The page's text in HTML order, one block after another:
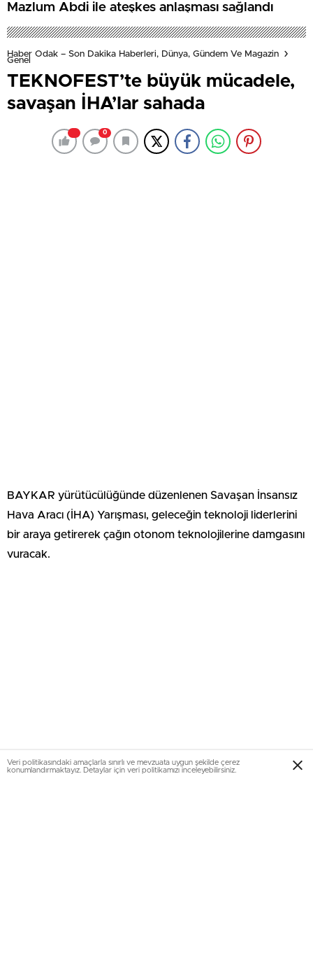
Mazlum Abdi ile ateşkes anlaşması sağlandı
Haber Odak – Son Dakika Haberleri, Dünya, Gündem Ve Magazin
Genel
TEKNOFEST’te büyük mücadele,
savaşan İHA’lar sahada
0
BAYKAR yürütücülüğünde düzenlenen Savaşan İnsansız
Hava Aracı (İHA) Yarışması, geleceğin teknoloji liderlerini
bir araya getirerek çağın otonom teknolojilerine damgasını
vuracak.
Veri politikasındaki amaçlarla sınırlı ve mevzuata uygun şekilde çerez
konumlandırmaktayız. Detaylar için veri politikamızı inceleyebilirsiniz.